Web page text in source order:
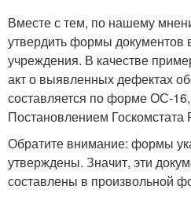
Вместе с тем, по нашему
утвердить формы документов
учреждения. В качестве
акт о выявленных дефектах
составляется по форме ОС-
Постановлением
Обратите внимание: формы
утверждены. Значит, эти
составлены в произвольной